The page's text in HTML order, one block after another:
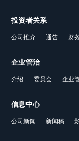
投资者关系
公司推介 通告 财
企业管治
介绍 委员会 企业
信息中心
公司新闻 新闻稿